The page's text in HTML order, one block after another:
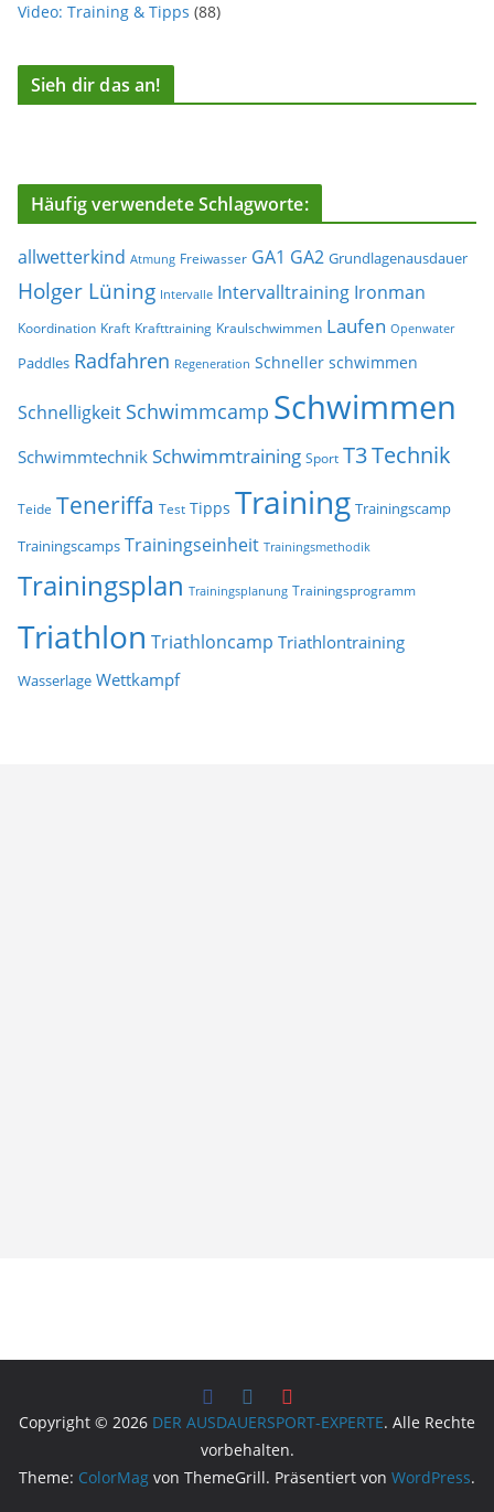
Video: Training & Tipps (88)
Sieh dir das an!
Häufig verwendete Schlagworte:
allwetterkind Atmung Freiwasser GA1 GA2 Grundlagenausdauer
Holger Lüning Intervalle Intervalltraining Ironman
Koordination Kraft Krafttraining Kraulschwimmen Laufen Openwater
Paddles Radfahren Regeneration Schneller schwimmen
Schnelligkeit Schwimmcamp Schwimmen
Schwimmtechnik Schwimmtraining Sport T3Technik
Teide Teneriffa Test Tipps Training Trainingscamp
Trainingscamps Trainingseinheit Trainingsmethodik
Trainingsplan Trainingsplanung Trainingsprogramm
Triathlon Triathloncamp Triathlontraining
Wasserlage Wettkampf
Copyright © 2026 DER AUSDAUERSPORT-EXPERTE. Alle Rechte
vorbehalten.
Theme: ColorMag von ThemeGrill. Präsentiert von WordPress.